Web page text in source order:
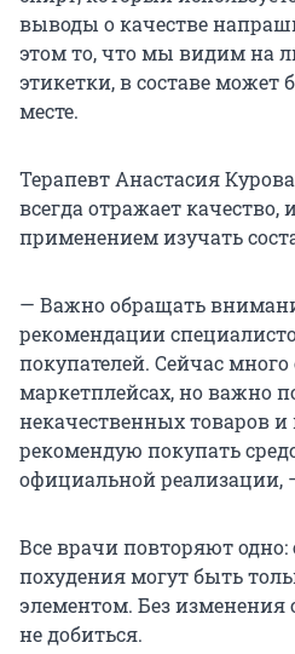
выводы о качестве
этом то, что мы видим на
этикетки, в составе может
месте.
Терапевт Анастасия
всегда отражает качество,
применением изучать
— Важно обращать
рекомендации
покупателей. Сейчас много
маркетплейсах, но важно
некачественных товаров и
рекомендую покупать
официальной реализации,
Все врачи повторяют одно:
похудения могут быть
элементом. Без изменения
не добиться.